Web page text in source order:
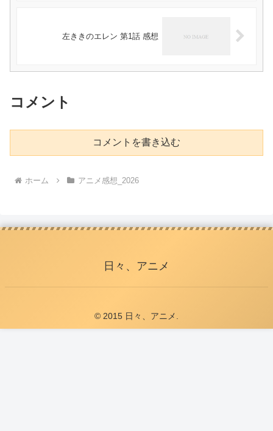
左ききのエレン 第1話 感想
コメント
コメントを書き込む
ホーム アニメ感想_2026
日々、アニメ
© 2015 日々、アニメ.